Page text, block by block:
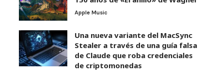
Apple Music
Una nueva variante del MacSync
Stealer a través de una guía falsa
de Claude que roba credenciales
de criptomonedas